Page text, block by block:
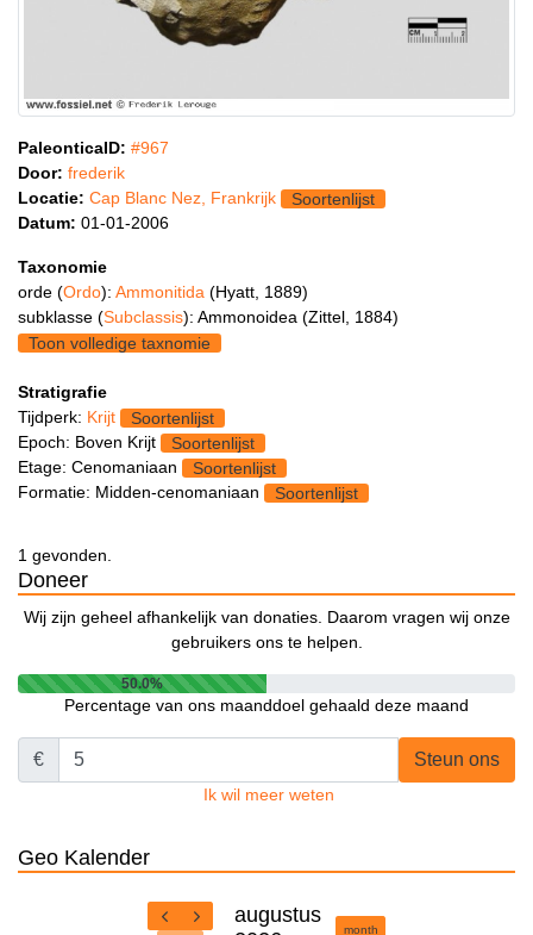
PaleonticaID: #967
Door: frederik
Locatie: Cap Blanc Nez, Frankrijk
Soortenlijst
Datum: 01-01-2006
Taxonomie
orde (Ordo): Ammonitida (Hyatt, 1889)
subklasse (Subclassis): Ammonoidea (Zittel, 1884)
Toon volledige taxnomie
Stratigrafie
Tijdperk: Krijt
Soortenlijst
Epoch: Boven Krijt
Soortenlijst
Etage: Cenomaniaan
Soortenlijst
Formatie: Midden-cenomaniaan
Soortenlijst
1 gevonden.
Doneer
Wij zijn geheel afhankelijk van donaties. Daarom vragen wij onze
gebruikers ons te helpen.
50.0%
Percentage van ons maanddoel gehaald deze maand
€ Steun ons
Ik wil meer weten
Geo Kalender
augustus
month